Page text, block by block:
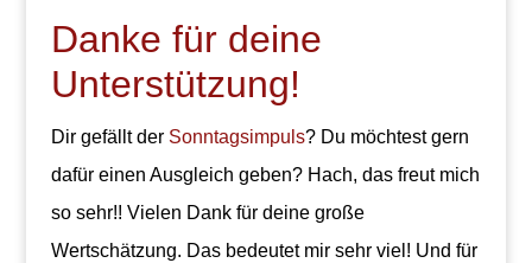
Danke für deine
Unterstützung!
Dir gefällt der Sonntagsimpuls? Du möchtest gern
dafür einen Ausgleich geben? Hach, das freut mich
so sehr!! Vielen Dank für deine große
Wertschätzung. Das bedeutet mir sehr viel! Und für